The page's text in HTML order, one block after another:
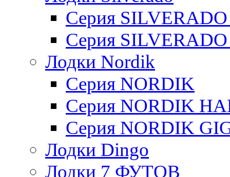
Серия
Серия SILVERADO
Лодки Nordik
Серия NORDIK
Серия NORDIK
Серия NORDIK
Лодки Dingo
Лодки 7 ФУТОВ